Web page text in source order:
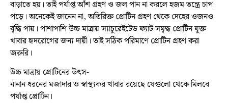
বাড়াতে হয়। তাই পর্যাপ্ত আঁশ গ্রহণ ও জল পান না করলে হজম তন্ত্রে চাপ
পড়ে। অনেকেই জানেন না, অতিরিক্ত প্রোটিন গ্রহণ থেকে দেহের ওজনও
বৃদ্ধি পায়। পাশাপাশি উচ্চ মাত্রায় স্যাচুরেইটেড ফ্যাট সমৃদ্ধ প্রোটিন যুক্ত
খাবার হৃদরোগের জন্য দায়ী। তাই সঠিক পরিমাণে প্রোটিন গ্রহণ করা
জরুরি।
উচ্চ মাত্রায় প্রোটিনের উৎস-
নানান ধরনের মজাদার ও স্বাস্থ্যকর খাবার রয়েছে যেগুলো থেকে মিলবে
পর্যাপ্ত প্রোটিন।